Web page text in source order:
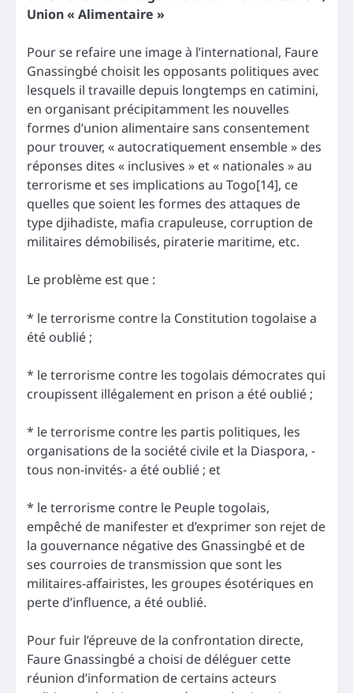
Union « Alimentaire »
Pour se refaire une image à l’international, Faure
Gnassingbé choisit les opposants politiques avec
lesquels il travaille depuis longtemps en catimini,
en organisant précipitamment les nouvelles
formes d’union alimentaire sans consentement
pour trouver, « autocratiquement ensemble » des
réponses dites « inclusives » et « nationales » au
terrorisme et ses implications au Togo[14], ce
quelles que soient les formes des attaques de
type djihadiste, mafia crapuleuse, corruption de
militaires démobilisés, piraterie maritime, etc.
Le problème est que :
* le terrorisme contre la Constitution togolaise a
été oublié ;
* le terrorisme contre les togolais démocrates qui
croupissent illégalement en prison a été oublié ;
* le terrorisme contre les partis politiques, les
organisations de la société civile et la Diaspora, -
tous non-invités- a été oublié ; et
* le terrorisme contre le Peuple togolais,
empêché de manifester et d’exprimer son rejet de
la gouvernance négative des Gnassingbé et de
ses courroies de transmission que sont les
militaires-affairistes, les groupes ésotériques en
perte d’influence, a été oublié.
Pour fuir l’épreuve de la confrontation directe,
Faure Gnassingbé a choisi de déléguer cette
réunion d’information de certains acteurs